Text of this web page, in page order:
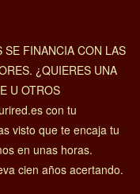
SE FINANCIA CON LAS
¿QUIERES UNA
U OTROS
con tu
visto que te encaja tu
en unas horas.
cien años acertando.